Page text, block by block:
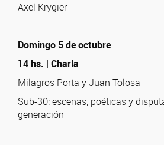
Axel Krygier
Domingo 5 de octubre
14 hs. | Charla
Milagros Porta y Juan Tolosa
Sub-30: escenas, poéticas y
generación